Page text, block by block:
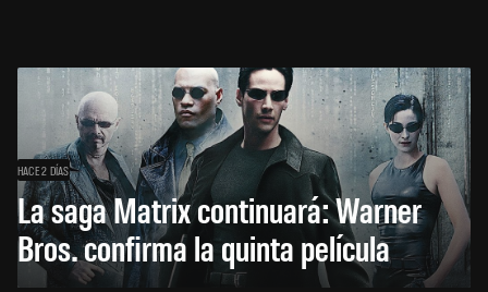
HACE 2 DÍAS
La saga Matrix continuará: Warner
Bros. confirma la quinta película